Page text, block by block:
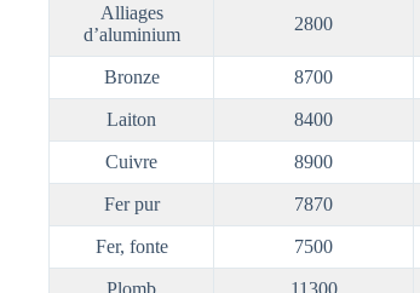
Alliages
d’aluminium
2800
Bronze 8700
Laiton 8400
Cuivre 8900
Fer pur 7870
Fer, fonte 7500
Plomb 11300